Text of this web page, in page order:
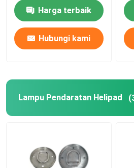
Lampu Pendaratan Helipad
Cahaya Lentera Laut
Lampu Gerak Tenaga Surya
Lampu Taksi Bandara
Harga terbaik
Hubungi kami
Lampu Pendaratan Helipad